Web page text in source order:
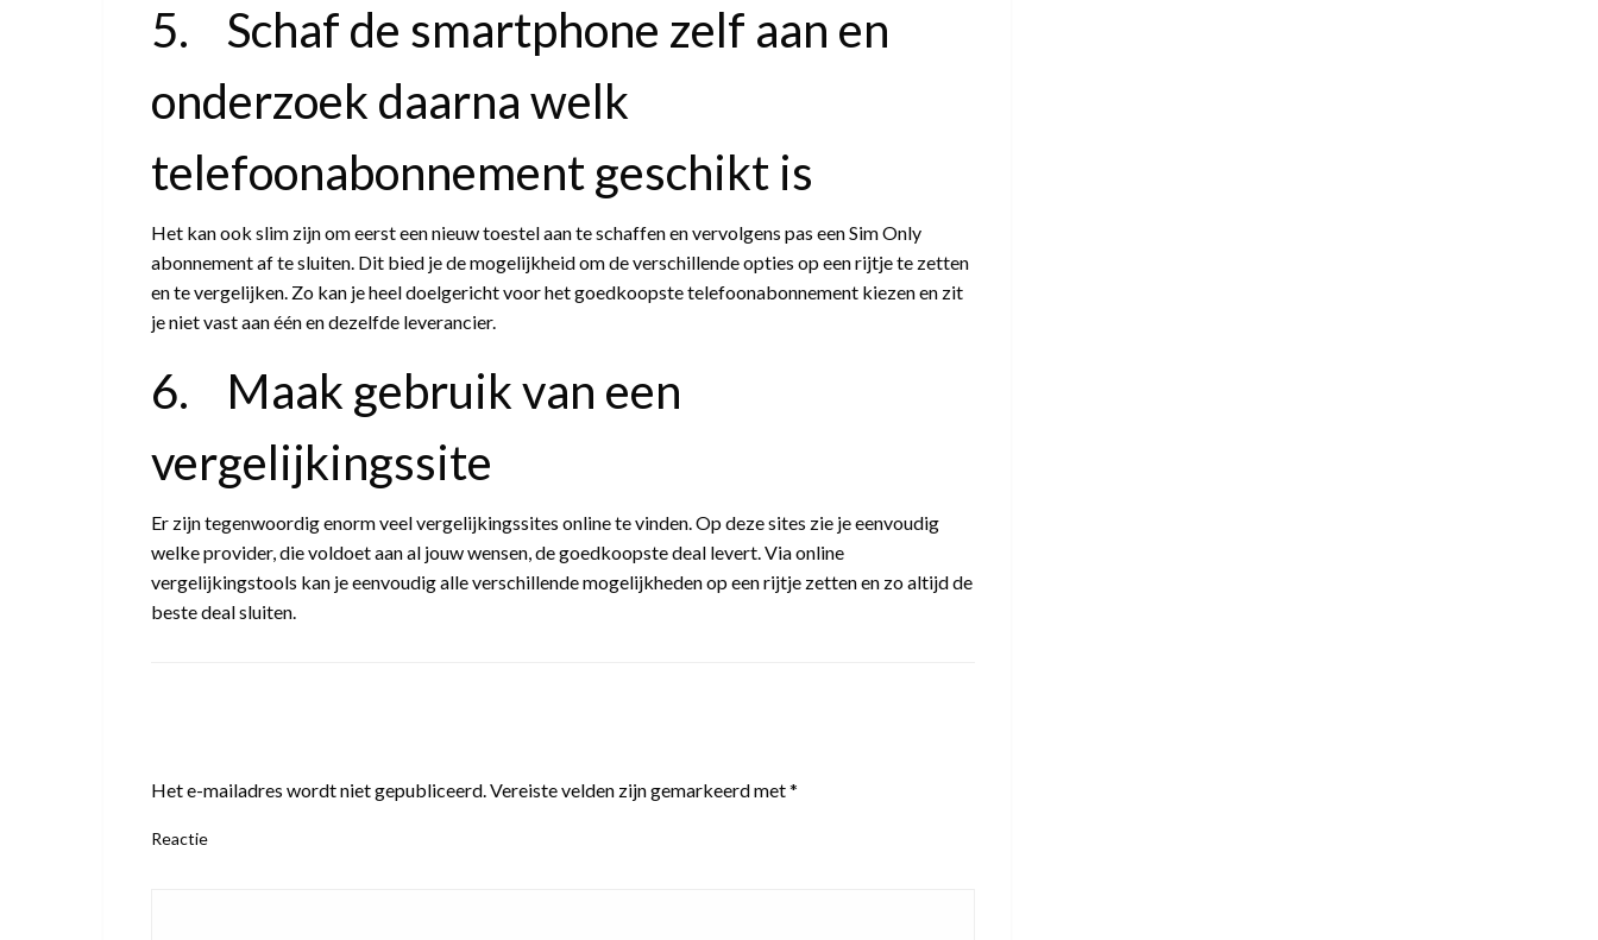
5. Schaf de smartphone zelf aan en
onderzoek daarna welk
telefoonabonnement geschikt is
Het kan ook slim zijn om eerst een nieuw toestel aan te schaffen en vervolgens pas een Sim Only
abonnement af te sluiten. Dit bied je de mogelijkheid om de verschillende opties op een rijtje te zetten
en te vergelijken. Zo kan je heel doelgericht voor het goedkoopste telefoonabonnement kiezen en zit
je niet vast aan één en dezelfde leverancier.
6. Maak gebruik van een
vergelijkingssite
Er zijn tegenwoordig enorm veel vergelijkingssites online te vinden. Op deze sites zie je eenvoudig
welke provider, die voldoet aan al jouw wensen, de goedkoopste deal levert. Via online
vergelijkingstools kan je eenvoudig alle verschillende mogelijkheden op een rijtje zetten en zo altijd de
beste deal sluiten.
Het e-mailadres wordt niet gepubliceerd.Vereiste velden zijn gemarkeerd met*
Reactie